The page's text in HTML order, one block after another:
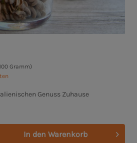
Gramm)
Genuss Zuhause
In den Warenkorb